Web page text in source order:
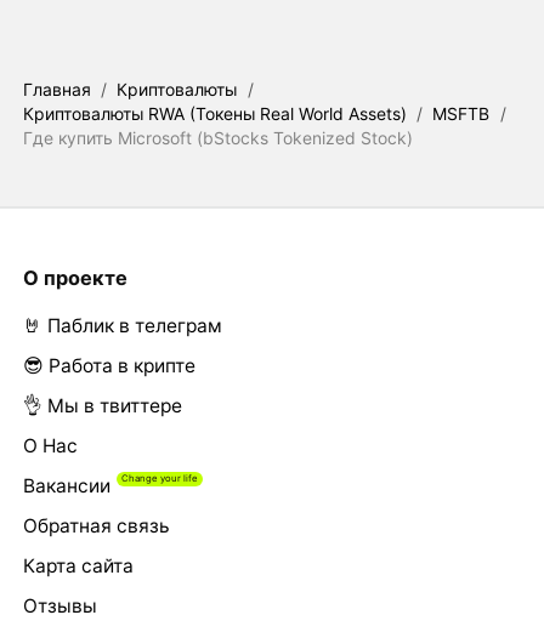
Главная / Криптовалюты /
Криптовалюты RWA (Токены Real World Assets) / MSFTB /
Где купить Microsoft (bStocks Tokenized Stock)
О проекте
🤘 Паблик в телеграм
😎 Работа в крипте
👌 Мы в твиттере
О Нас
Вакансии
Обратная связь
Карта сайта
Отзывы